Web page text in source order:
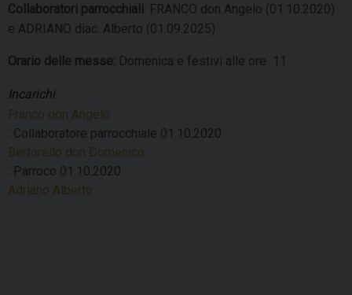
Collaboratori parrocchiali : FRANCO don Angelo (01.10.2020)
e ADRIANO diac. Alberto (01.09.2025)
Orario delle messe: Domenica e festivi alle ore 11
Incarichi
Franco don Angelo
: Collaboratore parrocchiale 01.10.2020
Bertorello don Domenico
: Parroco 01.10.2020
Adriano Alberto